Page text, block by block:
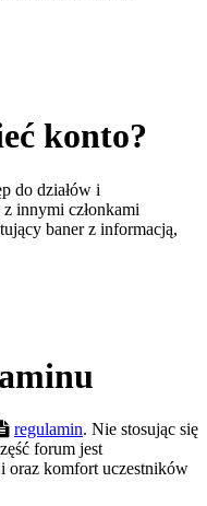
konto?
do działów i
innymi członkami
baner z informacją,
regulamin. Nie stosując się
forum jest
oraz komfort uczestników